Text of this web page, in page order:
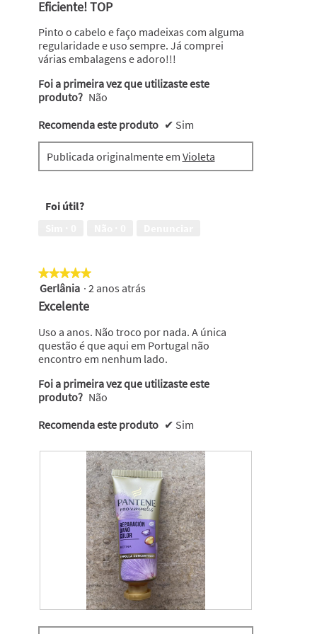
5
estrelas.
Eficiente! TOP
Pinto o cabelo e faço madeixas com alguma
regularidade e uso sempre. Já comprei
várias embalagens e adoro!!!
Foi a primeira vez que utilizaste este
produto? Não
Recomenda este produto ✔ Sim
Publicada originalmente em Violeta
Foi útil?
★★★★★
★★★★★
5
em
Gerlânia · 2 anos atrás
Excelente
Uso a anos. Não troco por nada. A única
questão é que aqui em Portugal não
encontro em nenhum lado.
Foi a primeira vez que utilizaste este
produto? Não
Recomenda este produto ✔ Sim
io